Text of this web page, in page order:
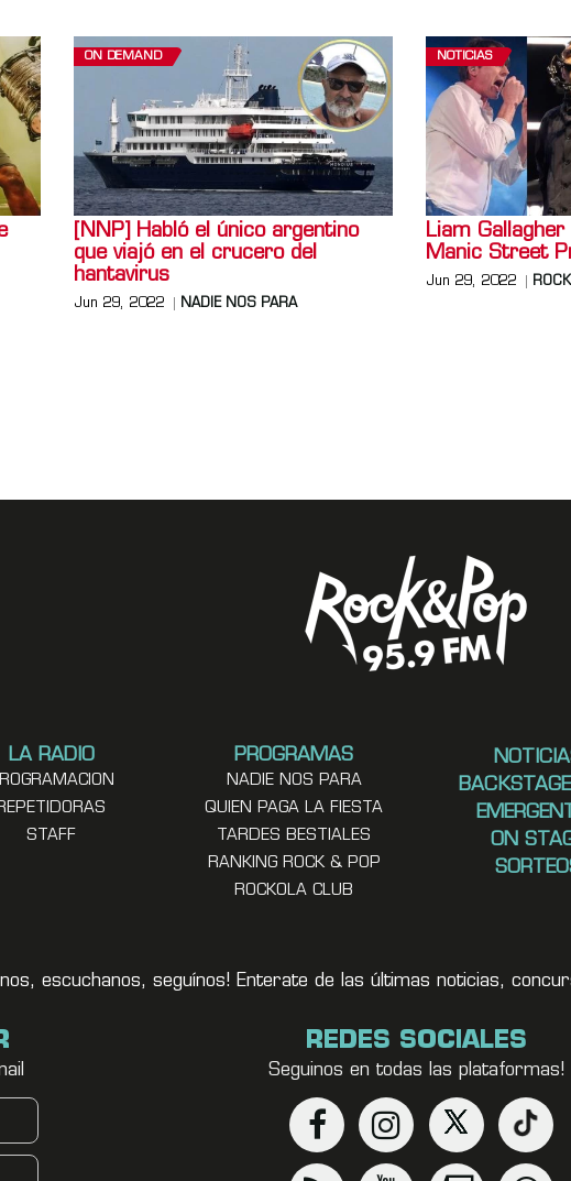
ON DEMAND
[NNP] Habló el único argentino
que viajó en el crucero del
hantavirus
Jun 29, 2022 NADIE NOS PARA
NOTICIAS
Liam
Manic Street
Jun 29, 2022
LA RADIO
STAFF
PROGRAMAS
NADIE NOS PARA
QUIEN PAGA LA FIESTA
TARDES BESTIALES
RANKING ROCK & POP
ROCKOLA CLUB
ON
escuchanos, seguínos! Enterate de las últimas noticias,
REDES SOCIALES
Seguinos en todas las plataformas!